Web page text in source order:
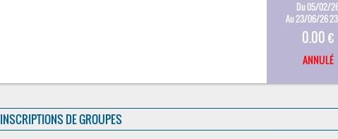
Du 05/02/
Au 23/06/26
0.00 €
ANNULÉ
INSCRIPTIONS DE GROUPES